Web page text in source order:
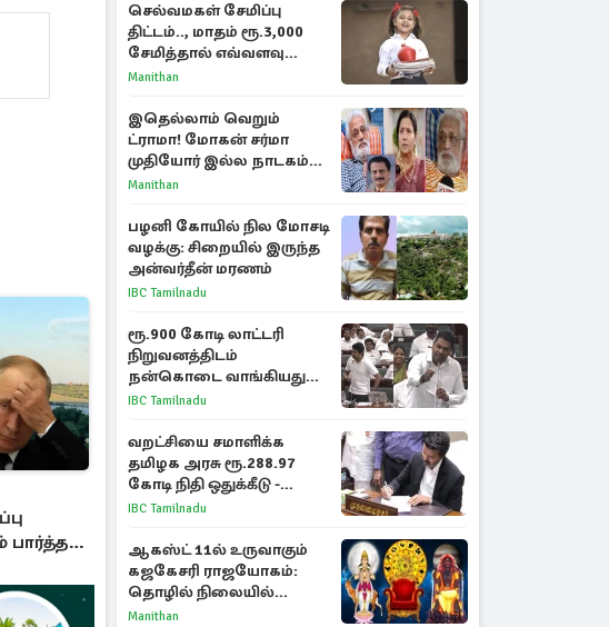
செல்வமகள் சேமிப்பு
திட்டம்.., மாதம் ரூ.3,000
சேமித்தால் எவ்வளவு
கிடைக்கும்?
Manithan
இதெல்லாம் வெறும்
ட்ராமா! மோகன் சர்மா
முதியோர் இல்ல நாடகம்
குறித்து குட்டி பத்மினி
Manithan
பழனி கோயில் நில மோசடி
வழக்கு: சிறையில் இருந்த
அன்வர்தீன் மரணம்
IBC Tamilnadu
ரூ.900 கோடி லாட்டரி
நிறுவனத்திடம்
நன்கொடை வாங்கியது
ஏன்? உதயநிதி - ஆதவ்
IBC Tamilnadu
வறட்சியை சமாளிக்க
தமிழக அரசு ரூ.288.97
கோடி நிதி ஒதுக்கீடு -
வெளியான அரசாணை
IBC Tamilnadu
ஆகஸ்ட் 11ல் உருவாகும்
கஜகேசரி ராஜயோகம்:
தொழில் நிலையில்
அதிர்ஷ்டம் பெறும் 3
Manithan